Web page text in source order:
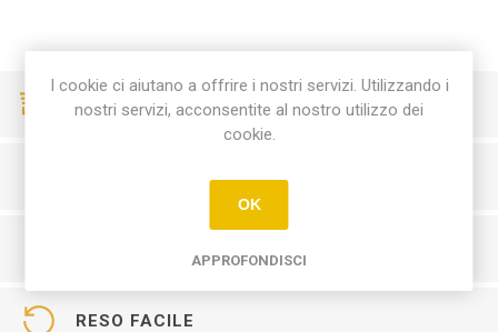
CONSEGNE VELOCI
PAGAMENTI SICURI
RESO FACILE
I cookie ci aiutano a offrire i nostri servizi. Utilizzando i
nostri servizi, acconsentite al nostro utilizzo dei
cookie.
OK
APPROFONDISCI